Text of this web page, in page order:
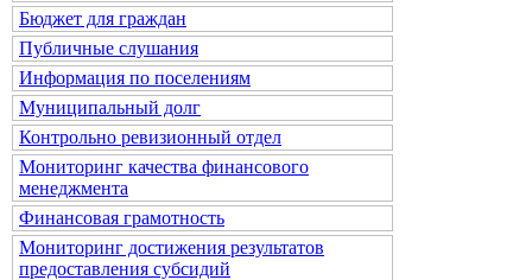
Бюджет для граждан
Публичные слушания
Информация по поселениям
Муниципальный долг
Контрольно ревизионный отдел
Мониторинг качества финансового
менеджмента
Финансовая грамотность
Мониторинг достижения результатов
предоставления субсидий